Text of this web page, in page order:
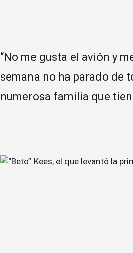
“No me gusta el avión y
semana no ha parado de
numerosa familia que